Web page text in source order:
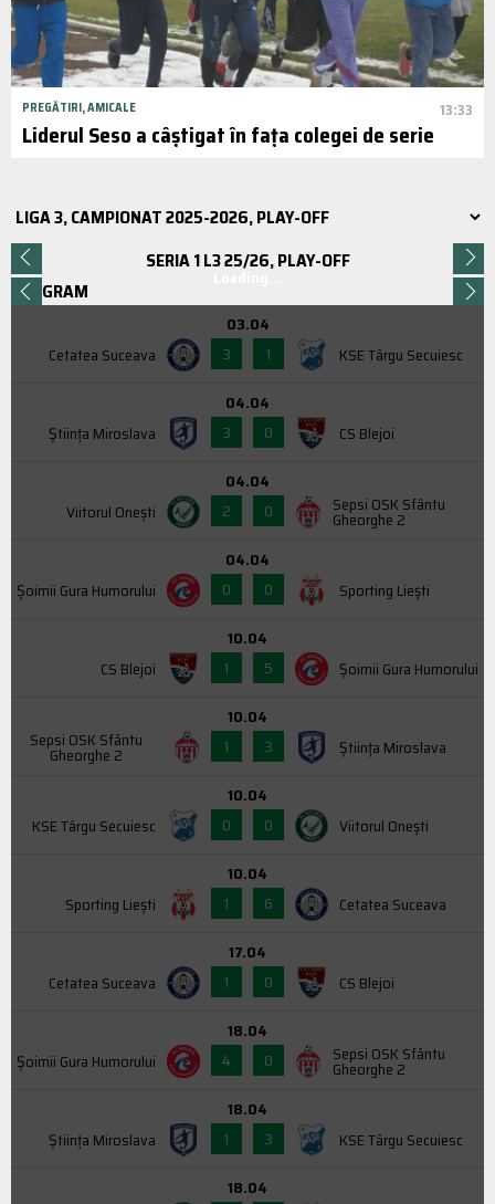
PREGĂTIRI, AMICALE 13:33
Liderul Seso a câștigat în fața colegei de serie
SERIA 1 L3 25/26, PLAY-OFF
PROGRAM
Cetatea Suceava
03.04
3
1 KSE Târgu Secuiesc
Știința Miroslava
04.04
3
0 CS Blejoi
Viitorul Onești
04.04
2
0 Sepsi OSK Sfântu
Gheorghe 2
Şoimii Gura Humorului
04.04
0
0 Sporting Liești
CS Blejoi
10.04
1
5 Şoimii Gura Humorului
Sepsi OSK Sfântu
Gheorghe 2
10.04
1
3 Știința Miroslava
KSE Târgu Secuiesc
10.04
0
0 Viitorul Onești
Sporting Liești
10.04
1
6 Cetatea Suceava
Cetatea Suceava
17.04
1
0 CS Blejoi
Şoimii Gura Humorului
18.04
4
0 Sepsi OSK Sfântu
Gheorghe 2
Știința Miroslava
18.04
1
3 KSE Târgu Secuiesc
18.04